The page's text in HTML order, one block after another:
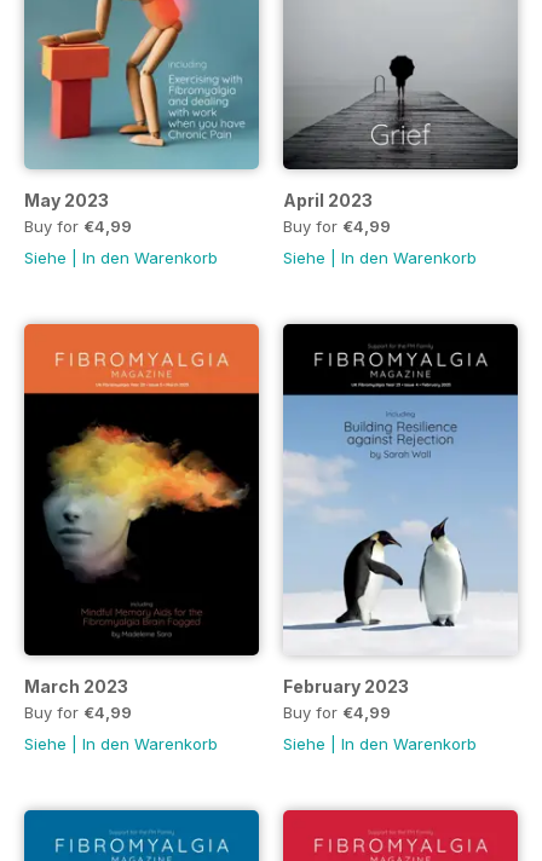
May 2023
Buy for €4,99
Siehe
In den Warenkorb
April 2023
Buy for €4,99
Siehe
In den Warenkorb
March 2023
Buy for €4,99
Siehe
In den Warenkorb
February 2023
Buy for €4,99
Siehe
In den Warenkorb